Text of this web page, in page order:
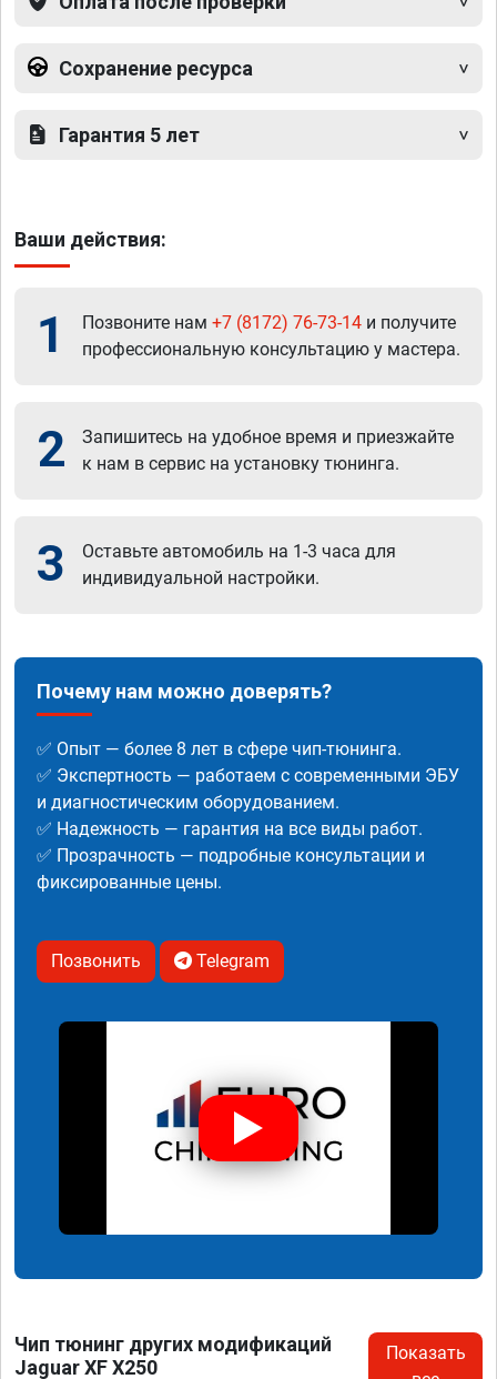
Сохранение ресурса
Гарантия 5 лет
Ваши действия:
1 Позвоните нам +7 (8172) 76-73-14 и получите
профессиональную консультацию у мастера.
2
Запишитесь на удобное время и приезжайте
к нам в сервис на установку тюнинга.
3
Оставьте автомобиль на 1-3 часа для
индивидуальной настройки.
Почему нам можно доверять?
✅ Опыт — более 8 лет в сфере чип-тюнинга.
✅ Экспертность — работаем с современными ЭБУ
и диагностическим оборудованием.
✅ Надежность — гарантия на все виды работ.
✅ Прозрачность — подробные консультации и
фиксированные цены.
Позвонить Telegram
Чип тюнинг других модификаций
Jaguar XF X250
Показать